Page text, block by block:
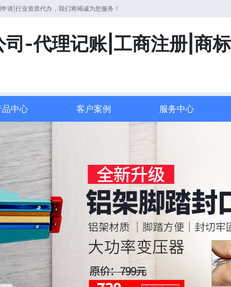
请|行业资质代办，我们将竭诚为您服务！
-代理记账|工商注册|商
品中心 客户案例 服务中心